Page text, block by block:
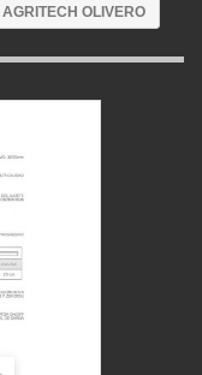
OLIVERO